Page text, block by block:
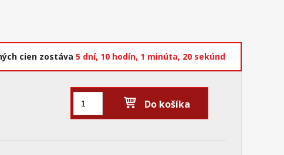
cien zostáva 5 dní, 10 hodín, 1 minúta, 20 sekúnd
Do košíka